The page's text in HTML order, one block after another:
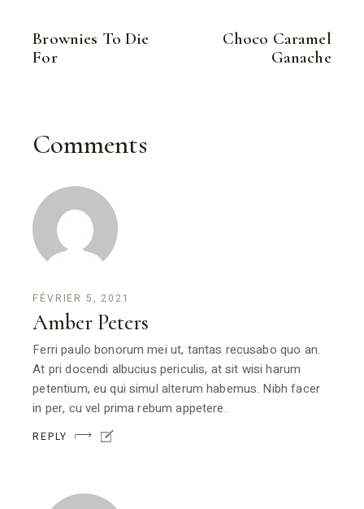
Brownies To Die
For
Choco Caramel
Ganache
Comments
FÉVRIER 5, 2021
Amber Peters
Ferri paulo bonorum mei ut, tantas recusabo quo an.
At pri docendi albucius periculis, at sit wisi harum
petentium, eu qui simul alterum habemus. Nibh facer
in per, cu vel prima rebum appetere.
REPLY